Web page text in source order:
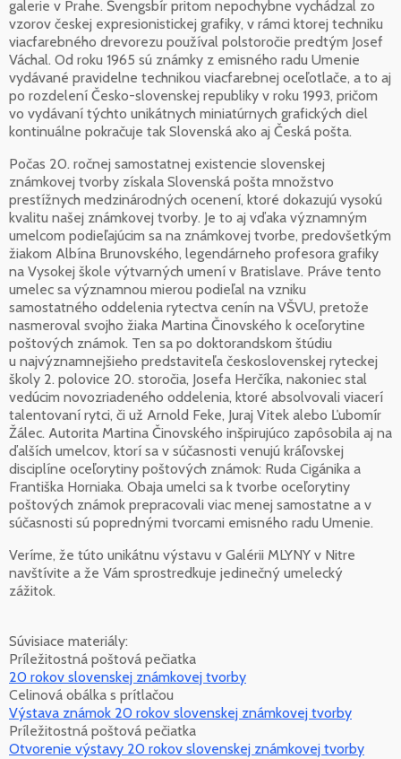
galerie v Prahe. Švengsbír pritom nepochybne vychádzal zo
vzorov českej expresionistickej grafiky, v rámci ktorej techniku
viacfarebného drevorezu používal polstoročie predtým Josef
Váchal. Od roku 1965 sú známky z emisného radu Umenie
vydávané pravidelne technikou viacfarebnej oceľotlače, a to aj
po rozdelení Česko-slovenskej republiky v roku 1993, pričom
vo vydávaní týchto unikátnych miniatúrnych grafických diel
kontinuálne pokračuje tak Slovenská ako aj Česká pošta.
Počas 20. ročnej samostatnej existencie slovenskej
známkovej tvorby získala Slovenská pošta množstvo
prestížnych medzinárodných ocenení, ktoré dokazujú vysokú
kvalitu našej známkovej tvorby. Je to aj vďaka významným
umelcom podieľajúcim sa na známkovej tvorbe, predovšetkým
žiakom Albína Brunovského, legendárneho profesora grafiky
na Vysokej škole výtvarných umení v Bratislave. Práve tento
umelec sa významnou mierou podieľal na vzniku
samostatného oddelenia rytectva cenín na VŠVU, pretože
nasmeroval svojho žiaka Martina Činovského k oceľorytine
poštových známok. Ten sa po doktorandskom štúdiu
u najvýznamnejšieho predstaviteľa československej ryteckej
školy 2. polovice 20. storočia, Josefa Herčíka, nakoniec stal
vedúcim novozriadeného oddelenia, ktoré absolvovali viacerí
talentovaní rytci, či už Arnold Feke, Juraj Vitek alebo Ľubomír
Žálec. Autorita Martina Činovského inšpirujúco zapôsobila aj na
ďalších umelcov, ktorí sa v súčasnosti venujú kráľovskej
disciplíne oceľorytiny poštových známok: Ruda Cigánika a
Františka Horniaka. Obaja umelci sa k tvorbe oceľorytiny
poštových známok prepracovali viac menej samostatne a v
súčasnosti sú poprednými tvorcami emisného radu Umenie.
Veríme, že túto unikátnu výstavu v Galérii MLYNY v Nitre
navštívite a že Vám sprostredkuje jedinečný umelecký
zážitok.
Súvisiace materiály:
Príležitostná poštová pečiatka
20 rokov slovenskej známkovej tvorby
Celinová obálka s prítlačou
Výstava známok 20 rokov slovenskej známkovej tvorby
Príležitostná poštová pečiatka
Otvorenie výstavy 20 rokov slovenskej známkovej tvorby